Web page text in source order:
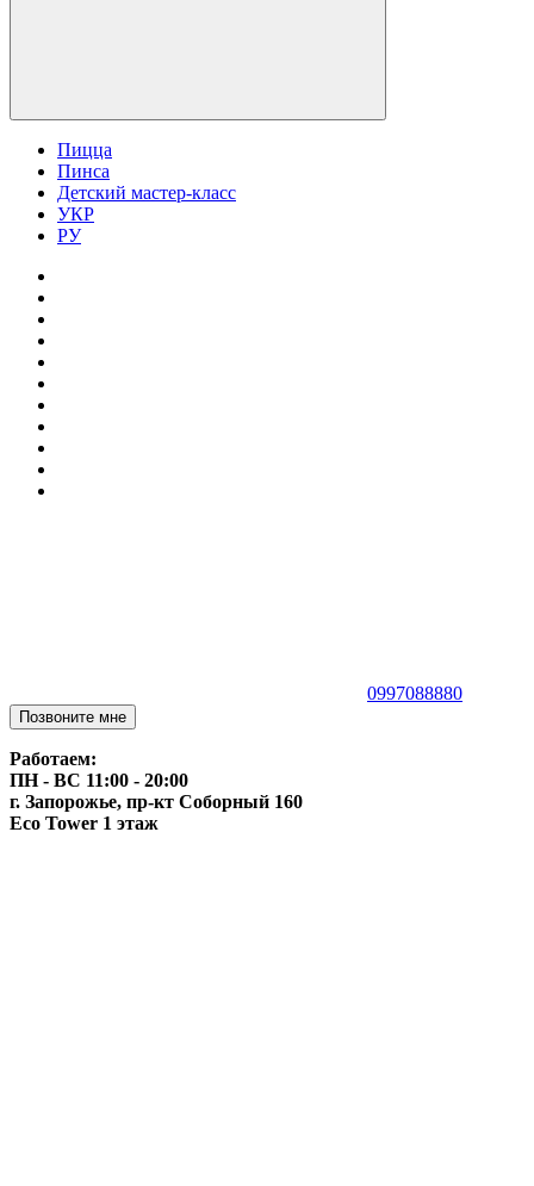
Пицца
Пинса
Детский мастер-класс
УКР
РУ
0997088880
Позвоните мне
Работаем:
ПН - ВС 11:00 - 20:00
г. Запорожье, пр-кт Соборный 160
Eco Tower 1 этаж